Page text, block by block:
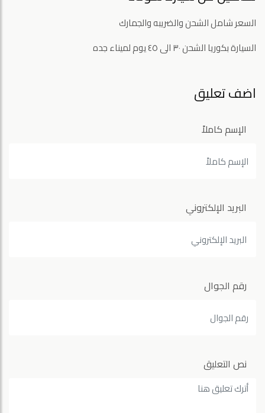
السعر شامل الشحن والضريبه والجمارك
السيارة بكوريا الشحن ٣٠ الى ٤٥ يوم لميناء جده
اضف تعليق
الإسم كاملاً
البريد الإلكتروني
رقم الجوال
نص التعليق